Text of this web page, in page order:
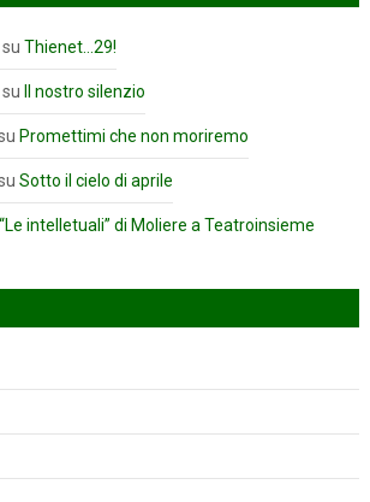
su Thienet…29!
su Il nostro silenzio
Promettimi che non moriremo
Sotto il cielo di aprile
“Le intelletuali” di Moliere a Teatroinsieme